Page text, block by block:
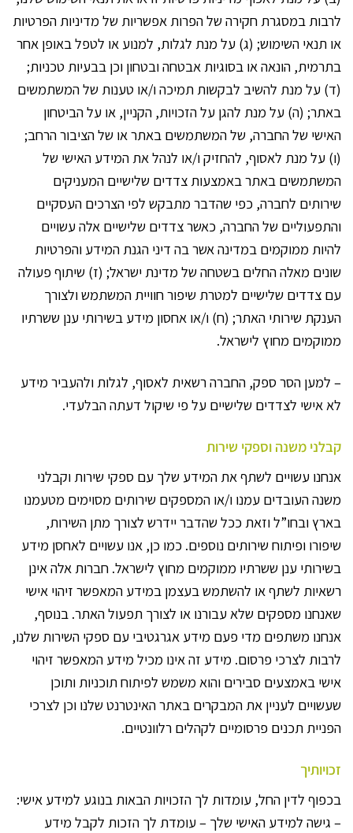
לרבות במסגרת חקירה של הפרות אפשריות של מדיניות הפרטיות
או תנאי השימוש; (ג) על מנת לגלות, למנוע או לטפל באופן אחר
בתרמית, הונאה או בסוגיות אבטחה ובטחון וכן בבעיות טכניות;
(ד) על מנת להשיב לבקשות תמיכה ו/או טענות של המשתמשים
באתר; (ה) על מנת להגן על הזכויות, הקניין, או על הביטחון
האישי של החברה, של המשתמשים באתר או של הציבור הרחב;
(ו) על מנת לאסוף, להחזיק ו/או לנהל את המידע האישי של
המשתמשים באתר באמצעות צדדים שלישיים המעניקים
שירותים לחברה, כפי שהדבר מתבקש לפי הצרכים העסקיים
והתפעוליים של החברה, כאשר צדדים שלישיים אלה עשויים
להיות ממוקמים במדינה אשר בה דיני הגנת המידע והפרטיות
שונים מאלה החלים בשטחה של מדינת ישראל; (ז) שיתוף פעולה
עם צדדים שלישיים למטרת שיפור חוויית המשתמש ולצורך
הענקת שירותי האתר; (ח) ו/או אחסון מידע בשירותי ענן ששרתיו
ממוקמים מחוץ לישראל.
– למען הסר ספק, החברה רשאית לאסוף, לגלות ולהעביר מידע
לא אישי לצדדים שלישיים על פי שיקול דעתה הבלעדי.
קבלני משנה וספקי שירות
אנחנו עשויים לשתף את המידע שלך עם ספקי שירות וקבלני
משנה העובדים עמנו ו/או המספקים שירותים מסוימים מטעמנו
בארץ ובחו”ל וזאת ככל שהדבר יידרש לצורך מתן השירות,
שיפורו ופיתוח שירותים נוספים. כמו כן, אנו עשויים לאחסן מידע
בשירותי ענן ששרתיו ממוקמים מחוץ לישראל. חברות אלה אינן
רשאיות לשתף או להשתמש בעצמן במידע המאפשר זיהוי אישי
שאנחנו מספקים שלא עבורנו או לצורך תפעול האתר. בנוסף,
אנחנו משתפים מדי פעם מידע אגרגטיבי עם ספקי השירות שלנו,
לרבות לצרכי פרסום. מידע זה אינו מכיל מידע המאפשר זיהוי
אישי באמצעים סבירים והוא משמש לפיתוח תוכניות ותוכן
שעשויים לעניין את המבקרים באתר האינטרנט שלנו וכן לצרכי
הפניית תכנים פרסומיים לקהלים רלוונטיים.
זכויותיך
בכפוף לדין החל, עומדות לך הזכויות הבאות בנוגע למידע אישי:
– גישה למידע האישי שלך – עומדת לך הזכות לקבל מידע